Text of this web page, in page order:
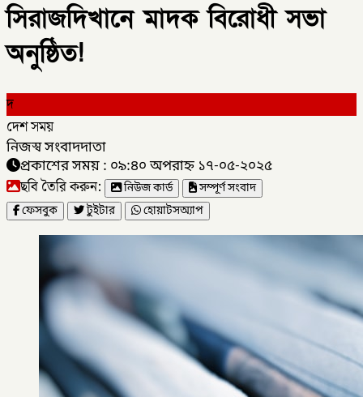
সিরাজদিখানে মাদক বিরোধী সভা
অনুষ্ঠিত!
দ
দেশ সময়
নিজস্ব সংবাদদাতা
প্রকাশের সময় : ০৯:৪০ অপরাহ্ন ১৭-০৫-২০২৫
ছবি তৈরি করুন: নিউজ কার্ড
সম্পূর্ণ সংবাদ
ফেসবুক
টুইটার হোয়াটসঅ্যাপ